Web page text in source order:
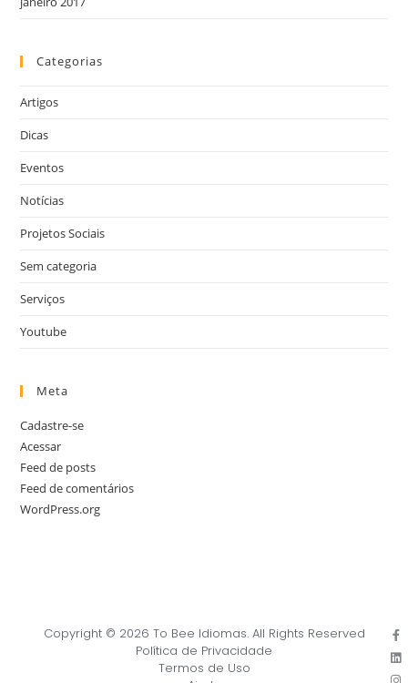
Categorias
Artigos
Dicas
Eventos
Notícias
Projetos Sociais
Sem categoria
Serviços
Youtube
Meta
Cadastre-se
Acessar
Feed de posts
Feed de comentários
WordPress.org
Copyright © 2026 To Bee Idiomas. All Rights Reserved
Política de Privacidade
Termos de Uso